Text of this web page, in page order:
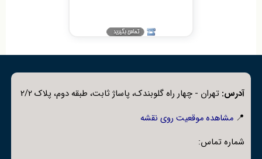
آدرس: تهران - چهار راه گلوبندک، پاساژ ثابت، طبقه دوم، پلاک 2/2
📍مشاهده موقعیت روی نقشه
شماره تماس: